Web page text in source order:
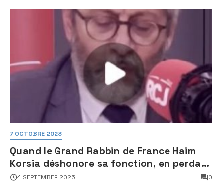
7 OCTOBRE 2023
Quand le Grand Rabbin de France Haim
Korsia déshonore sa fonction, en perdant
son sang froid
4 SEPTEMBER 2025 0